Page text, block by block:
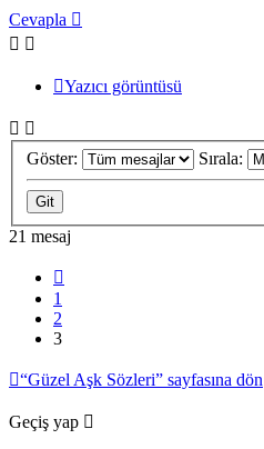
Cevapla
Yazıcı görüntüsü
Göster: Sırala:
21 mesaj
1
2
3
“Güzel Aşk Sözleri” sayfasına dön
Geçiş yap